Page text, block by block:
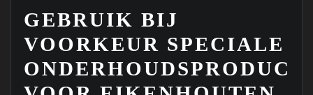
GEBRUIK BIJ
VOORKEUR SPECIALE